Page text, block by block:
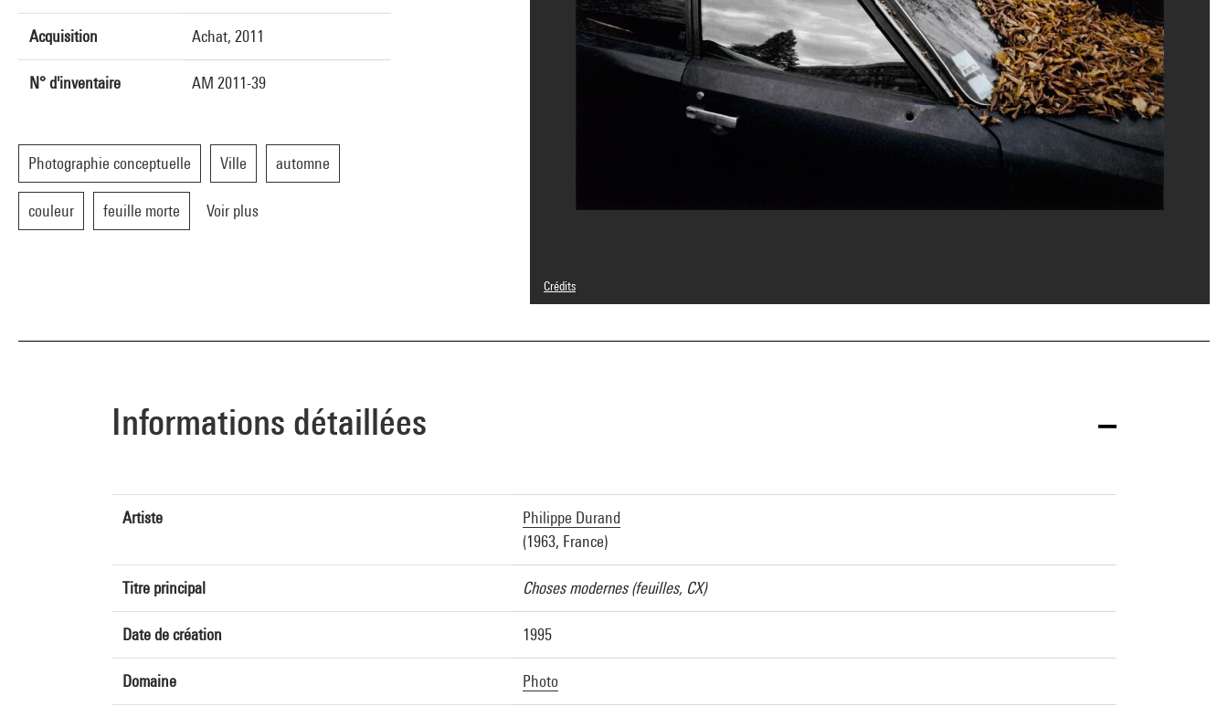
Acquisition Achat, 2011
N° d'inventaire AM 2011-39
Photographie conceptuelle Ville automne
couleur feuille morte Voir plus
Crédits
© Adagp, Paris
Réf. image : 4N18796
Informations détaillées
Artiste
Philippe Durand
(1963, France)
Titre principal Choses modernes (feuilles, CX)
Date de création 1995
Domaine Photo